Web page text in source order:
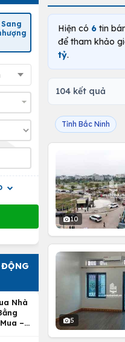
Sang
Nhà
–
Hiện có 6 tin
để tham khảo
tỷ.
104 kết quả
Tỉnh Bắc Ninh
10
5